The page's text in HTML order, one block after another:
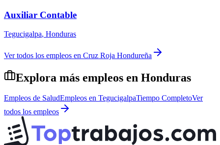
Auxiliar Contable
Tegucigalpa, Honduras
Ver todos los empleos en Cruz Roja Hondureña
Explora más empleos en Honduras
Empleos de SaludEmpleos en TegucigalpaTiempo CompletoVer
todos los empleos